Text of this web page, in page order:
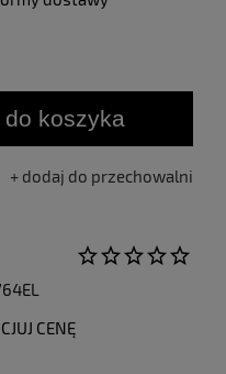
do koszyka
dodaj do przechowalni
CENĘ